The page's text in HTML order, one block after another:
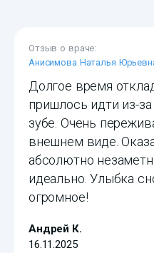
Отзыв о враче:
Анисимова Наталья
Долгое время
пришлось идти из-
зубе. Очень
внешнем виде.
абсолютно
идеально. Улыбка
огромное!
Андрей К.
16.11.2025